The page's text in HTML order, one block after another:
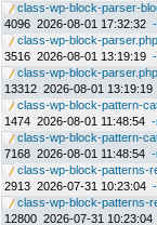
class-wp-block-parser-
4096 2026-08-01 17:32:32
class-wp-block-
3516 2026-08-01 13:19:19
class-wp-block-
13312 2026-08-01 13:19:19
class-wp-block-pattern-
1474 2026-08-01 11:48:54
class-wp-block-pattern-
7168 2026-08-01 11:48:54
class-wp-block-patterns-
2913 2026-07-31 10:23:04
class-wp-block-patterns-
12800 2026-07-31 10:23:04